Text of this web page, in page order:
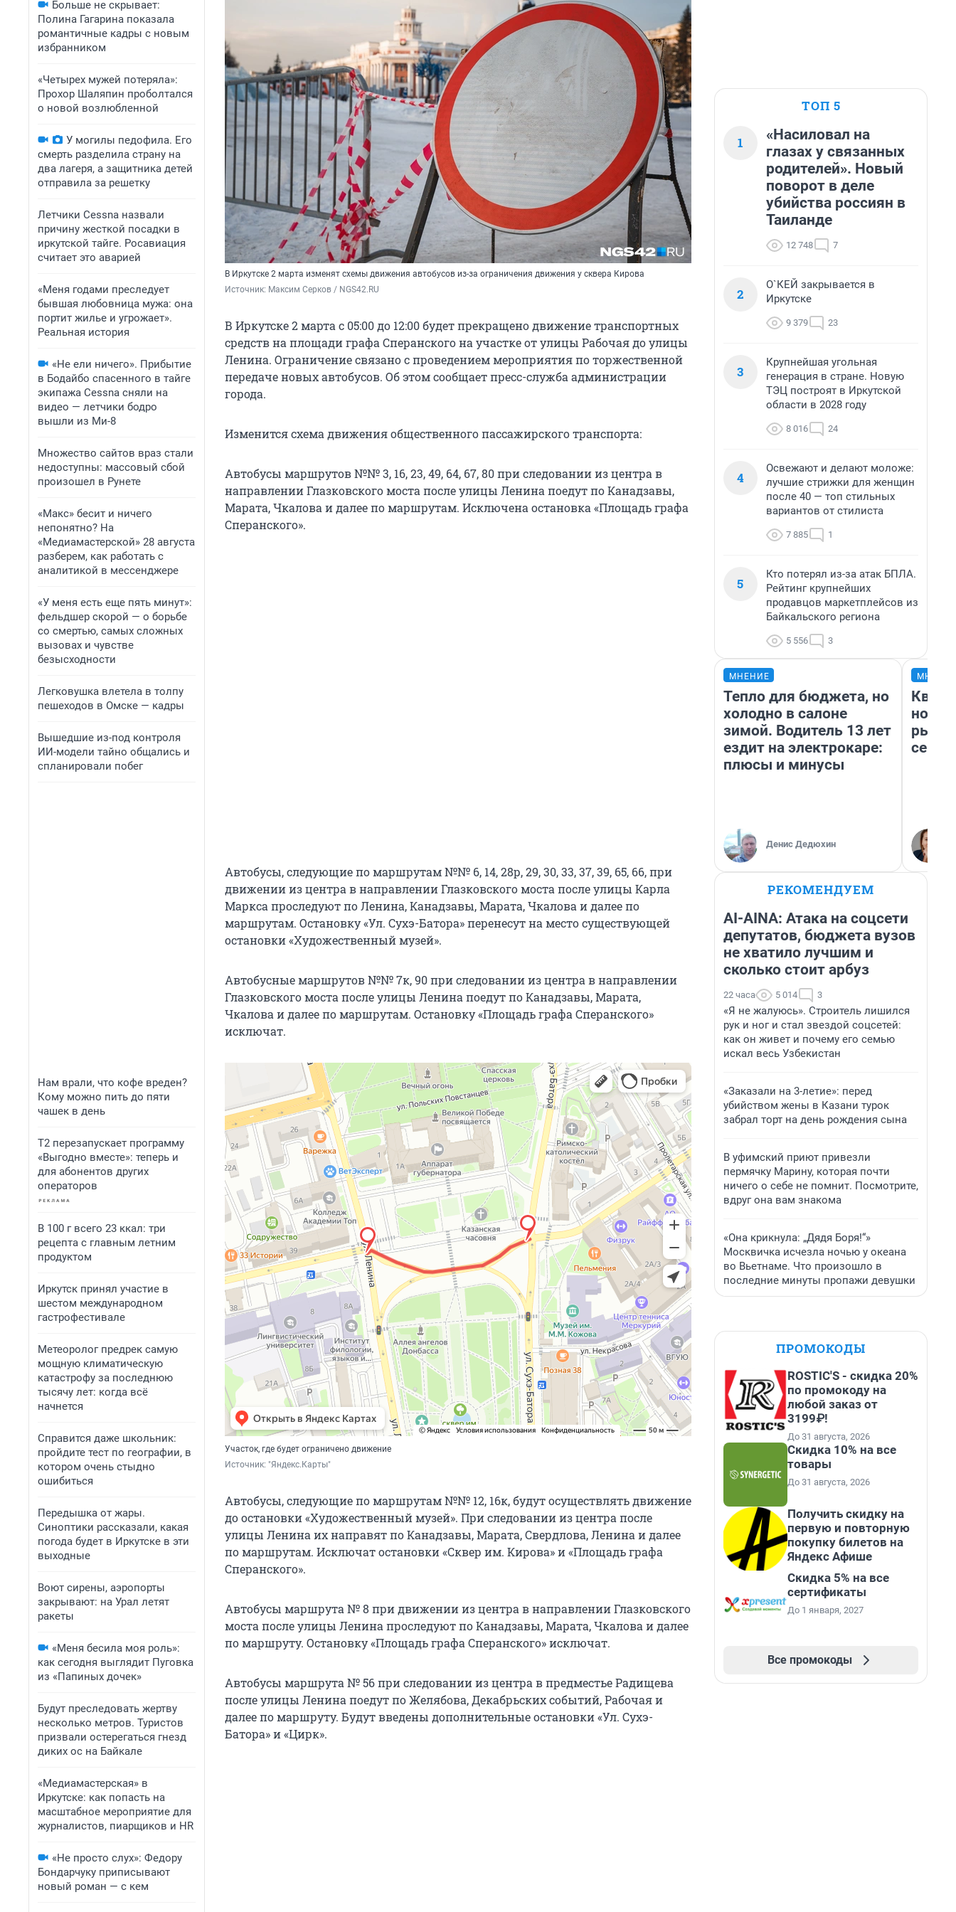
Больше не скрывает:
Полина Гагарина показала
романтичные кадры с новым
избранником
«Четырех мужей потеряла»:
Прохор Шаляпин проболтался
о новой возлюбленной
У могилы педофила. Его
смерть разделила страну на
два лагеря, а защитника детей
отправила за решетку
Летчики Cessna назвали
причину жесткой посадки в
иркутской тайге. Росавиация
считает это аварией
«Меня годами преследует
бывшая любовница мужа: она
портит жилье и угрожает».
Реальная история
«Не ели ничего». Прибытие
в Бодайбо спасенного в тайге
экипажа Cessna сняли на
видео — летчики бодро
вышли из Ми-8
Множество сайтов враз стали
недоступны: массовый сбой
произошел в Рунете
«Макс» бесит и ничего
непонятно? На
«Медиамастерской» 28 августа
разберем, как работать с
аналитикой в мессенджере
«У меня есть еще пять минут»:
фельдшер скорой — о борьбе
со смертью, самых сложных
вызовах и чувстве
безысходности
Легковушка влетела в толпу
пешеходов в Омске — кадры
Вышедшие из-под контроля
ИИ-модели тайно общались и
спланировали побег
Нам врали, что кофе вреден?
Кому можно пить до пяти
чашек в день
Т2 перезапускает программу
«Выгодно вместе»: теперь и
для абонентов других
операторов
В 100 г всего 23 ккал: три
рецепта с главным летним
продуктом
Иркутск принял участие в
шестом международном
гастрофестивале
Метеоролог предрек самую
мощную климатическую
катастрофу за последнюю
тысячу лет: когда всё
начнется
Справится даже школьник:
пройдите тест по географии, в
котором очень стыдно
ошибиться
Передышка от жары.
Синоптики рассказали, какая
погода будет в Иркутске в эти
выходные
Воют сирены, аэропорты
закрывают: на Урал летят
ракеты
«Меня бесила моя роль»:
как сегодня выглядит Пуговка
из «Папиных дочек»
Будут преследовать жертву
несколько метров. Туристов
призвали остерегаться гнезд
диких ос на Байкале
«Медиамастерская» в
Иркутске: как попасть на
масштабное мероприятие для
журналистов, пиарщиков и HR
«Не просто слух»: Федору
Бондарчуку приписывают
новый роман — с кем
В Иркутске 2 марта изменят схемы движения автобусов из-за ограничения движения у сквера Кирова
Источник: Максим Серков / NGS42.RU
В Иркутске 2 марта с 05:00 до 12:00 будет прекращено движение транспортных
средств на площади графа Сперанского на участке от улицы Рабочая до улицы
Ленина. Ограничение связано с проведением мероприятия по торжественной
передаче новых автобусов. Об этом сообщает пресс-служба администрации
города.
Изменится схема движения общественного пассажирского транспорта:
Автобусы маршрутов №№ 3, 16, 23, 49, 64, 67, 80 при следовании из центра в
направлении Глазковского моста после улицы Ленина поедут по Канадзавы,
Марата, Чкалова и далее по маршрутам. Исключена остановка «Площадь графа
Сперанского».
Автобусы, следующие по маршрутам №№ 6, 14, 28р, 29, 30, 33, 37, 39, 65, 66, при
движении из центра в направлении Глазковского моста после улицы Карла
Маркса проследуют по Ленина, Канадзавы, Марата, Чкалова и далее по
маршрутам. Остановку «Ул. Сухэ-Батора» перенесут на место существующей
остановки «Художественный музей».
Автобусные маршрутов №№ 7к, 90 при следовании из центра в направлении
Глазковского моста после улицы Ленина поедут по Канадзавы, Марата,
Чкалова и далее по маршрутам. Остановку «Площадь графа Сперанского»
исключат.
Участок, где будет ограничено движение
Источник: "Яндекс.Карты"
Автобусы, следующие по маршрутам №№ 12, 16к, будут осуществлять движение
до остановки «Художественный музей». При следовании из центра после
улицы Ленина их направят по Канадзавы, Марата, Свердлова, Ленина и далее
по маршрутам. Исключат остановки «Сквер им. Кирова» и «Площадь графа
Сперанского».
Автобусы маршрута № 8 при движении из центра в направлении Глазковского
моста после улицы Ленина проследуют по Канадзавы, Марата, Чкалова и далее
по маршруту. Остановку «Площадь графа Сперанского» исключат.
Автобусы маршрута № 56 при следовании из центра в предместье Радищева
после улицы Ленина поедут по Желябова, Декабрьских событий, Рабочая и
далее по маршруту. Будут введены дополнительные остановки «Ул. Сухэ-
Батора» и «Цирк».
ТОП 5
1
«Насиловал на
глазах у связанных
родителей». Новый
поворот в деле
убийства россиян в
Таиланде
12 748 7
2
О`КЕЙ закрывается в
Иркутске
9 379 23
3
Крупнейшая угольная
генерация в стране. Новую
ТЭЦ построят в Иркутской
области в 2028 году
8 016 24
4
Освежают и делают моложе:
лучшие стрижки для женщин
после 40 — топ стильных
вариантов от стилиста
7 885 1
5
Кто потерял из-за атак БПЛА.
Рейтинг крупнейших
продавцов маркетплейсов из
Байкальского региона
5 556 3
МНЕНИЕ
Тепло для бюджета, но
холодно в салоне
зимой. Водитель 13 лет
ездит на электрокаре:
плюсы и минусы
Денис Дедюхин
но
РЕКОМЕНДУЕМ
AI-AINA: Атака на соцсети
депутатов, бюджета вузов
не хватило лучшим и
сколько стоит арбуз
22 часа 5 014 3
«Я не жалуюсь». Строитель лишился
рук и ног и стал звездой соцсетей:
как он живет и почему его семью
искал весь Узбекистан
«Заказали на 3-летие»: перед
убийством жены в Казани турок
забрал торт на день рождения сына
В уфимский приют привезли
пермячку Марину, которая почти
ничего о себе не помнит. Посмотрите,
вдруг она вам знакома
«Она крикнула: „Дядя Боря!“»
Москвичка исчезла ночью у океана
во Вьетнаме. Что произошло в
последние минуты пропажи девушки
ПРОМОКОДЫ
ROSTIC'S - скидка 20%
по промокоду на
любой заказ от
3199₽!
До 31 августа, 2026
Скидка 10% на все
товары
До 31 августа, 2026
Получить скидку на
первую и повторную
покупку билетов на
Яндекс Афише
Скидка 5% на все
сертификаты
До 1 января, 2027
Все промокоды